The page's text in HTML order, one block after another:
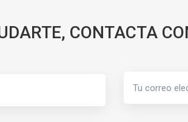
CONTACTA